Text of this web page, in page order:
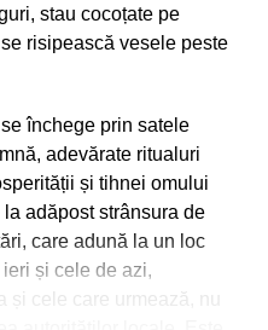
a inclus muzică, sesiuni
întâlniri cu mascotele
cu spumă și o
cu heliu.
stau cocoțate pe
risipească vesele peste
închege prin satele
adevărate ritualuri
și tihnei omului
adăpost strânsura de
care adună la un loc
și cele de azi,
și cele care urmează, nu